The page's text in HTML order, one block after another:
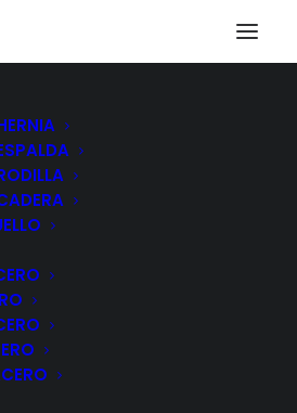
para el
cuello a
teletrabajo
| POR